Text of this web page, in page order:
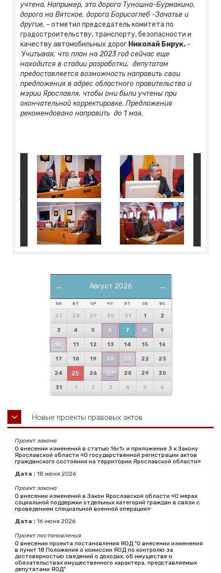
учтена. Например, это дорога Туношна-Бурмакино,
дорога на Вятское, дорога Борисоглеб -Зачатье и
другие, - отметил председатель комитета по
градостроительству, транспорту, безопасности и
качеству автомобильных дорог Николай Бирук. -
Учитывая, что план на 2023 год сейчас еще
находится в стадии разработки, депутатам
предоставляется возможность направить свои
предложения в адрес областного правительства и
мэрии Ярославля, чтобы они были учтены при
окончательной корректировке. Предложения
рекомендовано направить до 1 мая.
← →
Август 2026
ПН ВТ СР ЧТ ПТ СБ ВС
27 28 29 30 31 1 2
3 4 5 6 7 8 9
10 11 12 13 14 15 16
17 18 19 20 21 22 23
24 25 26 27 28 29 30
31 1 2 3 4 5 6
Новые проекты правовых актов
Проект закона
О внесении изменений в статью 16<1> и приложение 3 к Закону
Ярославской области «О государственной регистрации актов
гражданского состояния на территории Ярославской области»
Дата : 18 июня 2026
Проект закона
О внесении изменений в Закон Ярославской области «О мерах
социальной поддержки отдельных категорий граждан в связи с
проведением специальной военной операции»
Дата : 16 июня 2026
Проект постановления
О внесении проекта постановления ЯОД "О внесении изменения
в пункт 18 Положения о комиссии ЯОД по контролю за
достоверностью сведений о доходах, об имуществе и
обязательствах имущественного характера, представляемых
депутатами ЯОД"